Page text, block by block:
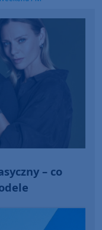
– co